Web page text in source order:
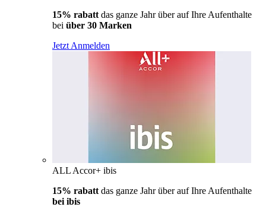
15% rabatt das ganze Jahr über auf Ihre Aufenthalte
bei über 30 Marken
Jetzt Anmelden
ALL Accor+ ibis
15% rabatt das ganze Jahr über auf Ihre Aufenthalte
bei ibis